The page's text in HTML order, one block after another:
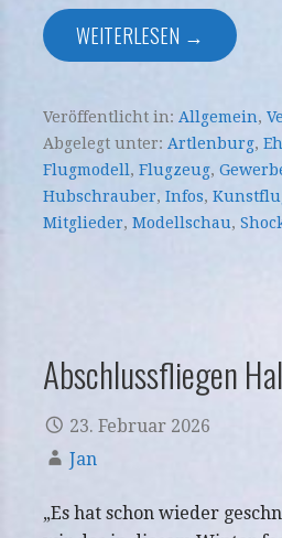
WEITERLESEN →
Veröffentlicht in: Allgemein,
Abgelegt unter: Artlenburg,
Flugmodell, Flugzeug,
Hubschrauber, Infos,
Mitglieder, Modellschau,
Abschlussfliegen
23. Februar 2026
Jan
„Es hat schon wieder